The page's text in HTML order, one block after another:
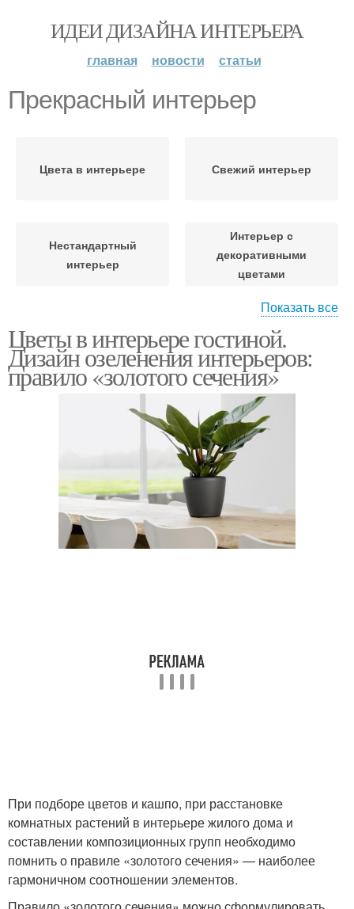
ИДЕИ ДИЗАЙНА ИНТЕРЬЕРА
главная новости статьи
Прекрасный интерьер
Цвета в интерьере Свежий интерьер
Нестандартный
интерьер
Интерьер с
декоративными
цветами
Интерьер в стиле Симметрия в интерьере
Интерьер с цветами
Показать все
Цветы в интерьере гостиной.
Дизайн озеленения интерьеров:
правило «золотого сечения»
При подборе цветов и кашпо, при расстановке
комнатных растений в интерьере жилого дома и
составлении композиционных групп необходимо
помнить о правиле «золотого сечения» — наиболее
гармоничном соотношении элементов.